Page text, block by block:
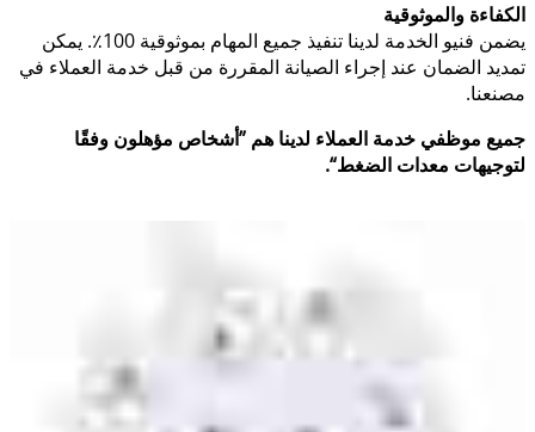
الكفاءة والموثوقية
يضمن فنيو الخدمة لدينا تنفيذ جميع المهام بموثوقية 100٪. يمكن
تمديد الضمان عند إجراء الصيانة المقررة من قبل خدمة العملاء في
مصنعنا.
جميع موظفي خدمة العملاء لدينا هم ”أشخاص مؤهلون وفقًا
لتوجيهات معدات الضغط“.